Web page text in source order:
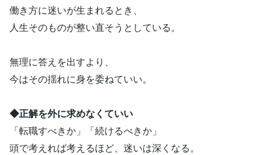
働き方に迷いが生まれるとき、
人生そのものが整い直そうとしている。
無理に答えを出すより、
今はその揺れに身を委ねていい。
◆正解を外に求めなくていい
「転職すべきか」「続けるべきか」
頭で考えれば考えるほど、迷いは深くなる。